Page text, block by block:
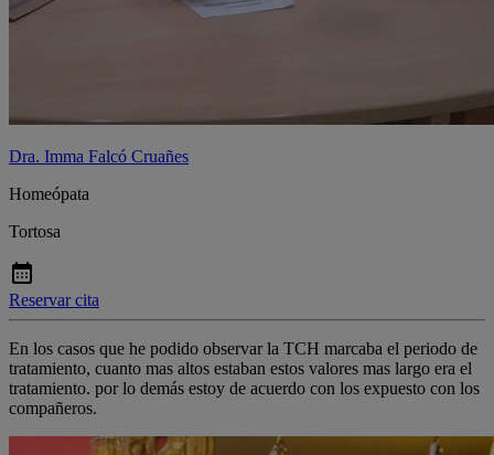
Dra. Imma Falcó Cruañes
Homeópata
Tortosa
Reservar cita
En los casos que he podido observar la TCH marcaba el periodo de
tratamiento, cuanto mas altos estaban estos valores mas largo era el
tratamiento. por lo demás estoy de acuerdo con los expuesto con los
compañeros.